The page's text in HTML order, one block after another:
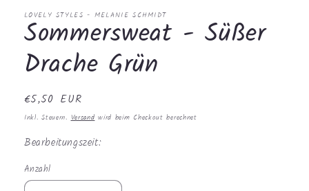
LOVELY STYLES - MELANIE SCHMIDT
Sommersweat - Süßer
Drache Grün
Normaler
Preis
€5,50 EUR
Inkl. Steuern. Versand wird beim Checkout berechnet
Bearbeitungszeit:
Anzahl
Anzahl